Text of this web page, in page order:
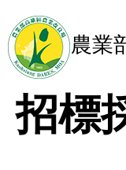
農業
招標